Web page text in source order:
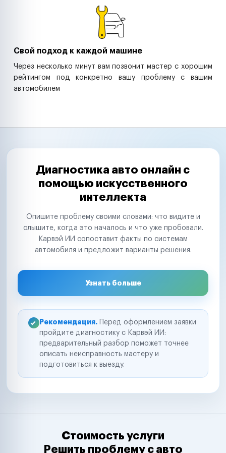
Свой подход к каждой машине
Через несколько минут вам позвонит мастер с хорошим
рейтингом под конкретно вашу проблему с вашим
автомобилем
Диагностика авто онлайн с
помощью искусственного
интеллекта
Опишите проблему своими словами: что видите и
слышите, когда это началось и что уже пробовали.
Карвэй ИИ сопоставит факты по системам
автомобиля и предложит варианты решения.
Узнать больше
Рекомендация. Перед оформлением заявки
пройдите диагностику с Карвэй ИИ:
предварительный разбор поможет точнее
описать неисправность мастеру и
подготовиться к выезду.
Стоимость услуги
Решить проблему с авто